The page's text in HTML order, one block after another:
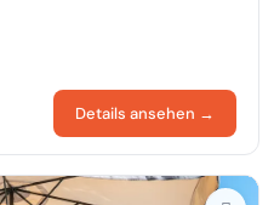
Details ansehen →